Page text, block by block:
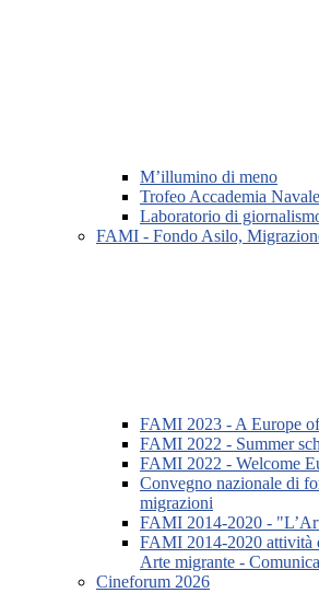
M’illumino di meno
Trofeo Accademia
Laboratorio di
FAMI - Fondo Asilo,
FAMI 2023 - A Europe
FAMI 2022 - Summer
FAMI 2022 - Welcome
Convegno nazionale di
migrazioni
FAMI 2014-2020 -
FAMI 2014-2020 attività
Arte migrante -
Cineforum 2026